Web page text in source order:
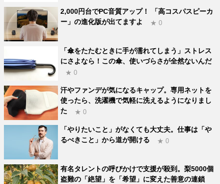
2,000円台でPC音質アップ！ 「高コスパスピーカ
ー」の進化版が出てますよ
★ 0
「傘をたたむときに手が濡れてしまう」ストレス
にさよなら！この傘、使いづらさが全然ないんだ
★ 0
汗やファンデが気になるキャップ。専用ネットを
使ったら、洗濯機で気軽に洗えるようになりまし
た
★ 0
「やりたいこと」がなくても大丈夫。仕事は「や
るべきこと」から道が開ける
★ 0
有名タレントの呼びかけで支援が殺到。梨5000個
盗難の「絶望」を「希望」に変えた善意の連鎖